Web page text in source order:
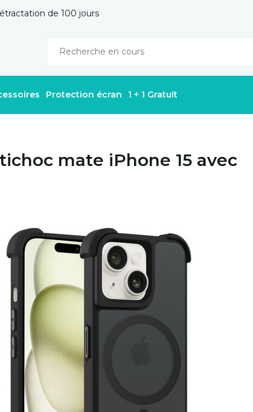
de 100 jours
Protection écran 1 + 1 Gratuit
mate iPhone 15 avec